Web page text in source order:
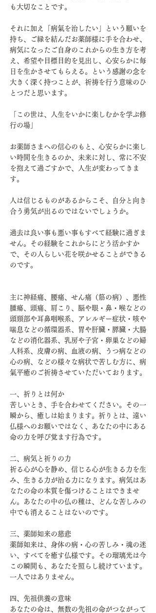
も大切なことです。
それに加え「病氣を治したい」という願いを
持ち、ご縁を結んだお薬師様に手を合わせ、
病気になったご自身のこれからの生き方を考
え、希望や目標目的を見出し、心安らかに毎
日を生かさせてもらえる。という感謝の念を
大きく深く持つことが、祈祷を行う意味のひ
とつだと思います。
「この世は、人生をいかに楽しむかを学ぶ修
行の場」
お薬師さまへの信心のもと、心安らかに楽し
い時間を生きるのか、未来に対し、常に不安
を抱えて過ごすかで、人生が変わってきま
す。
人は信じるものがあるからこそ、自分と向き
合う勇気が出るのではないでしょうか。
過去は良い事も悪い事もすべて経験に過ぎま
せん。その経験をこれからにどう活かすか
で、その人らしい花を咲かせることができる
のです。
主に神経痛、腰痛、せん痛（筋の病）、悪性
腫瘍、頭痛、肩こり、脳や眼・鼻・喉などの
頭頸部や耳鼻咽喉系、アレルギー症状・咳や
喘息などの循環器系、胃や肝臓・膵臓・大腸
などの消化器系、乳房や子宮・卵巣などの婦
人科系、皮膚の病、血液の病、うつ病などの
心の病、などの様々な病状で苦しむ方に、病
氣平癒のご祈祷させていただいております。
一、祈りとは何か
苦しいとき、手を合わせてください。その一
瞬から、癒しは始まります。祈りとは、遠い
仏様へのお願いではなく、あなたの中にある
命の力を呼び覚ます行為です。
二、病気と祈りの力
祈る心が心を静め、信じる心が生きる力を生
み、生きる力が治る力になります。病気はあ
なたの命の本質を傷つけることはできませ
ん。あなたの中の仏の種は、どんな苦しみの
中でも消えることはないのです。
三、薬師如来の慈悲
薬師如来は、身体の病・心の苦しみ・魂の迷
い、すべてを癒す仏様です。その瑠璃光は今
この瞬間も、あなたを照らし続けています。
一人ではありません。
四、先祖供養の意味
あなたの命は、無数の先祖の命がつながって